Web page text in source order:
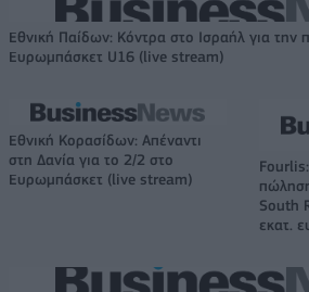
Εθνική Παίδων: Κόντρα στο Ισραήλ για την
Ευρωμπάσκετ U16 (live stream)
Εθνική Κορασίδων: Απέναντι
στη Δανία για το 2/2 στο
Ευρωμπάσκετ (live stream)
South
εκατ.